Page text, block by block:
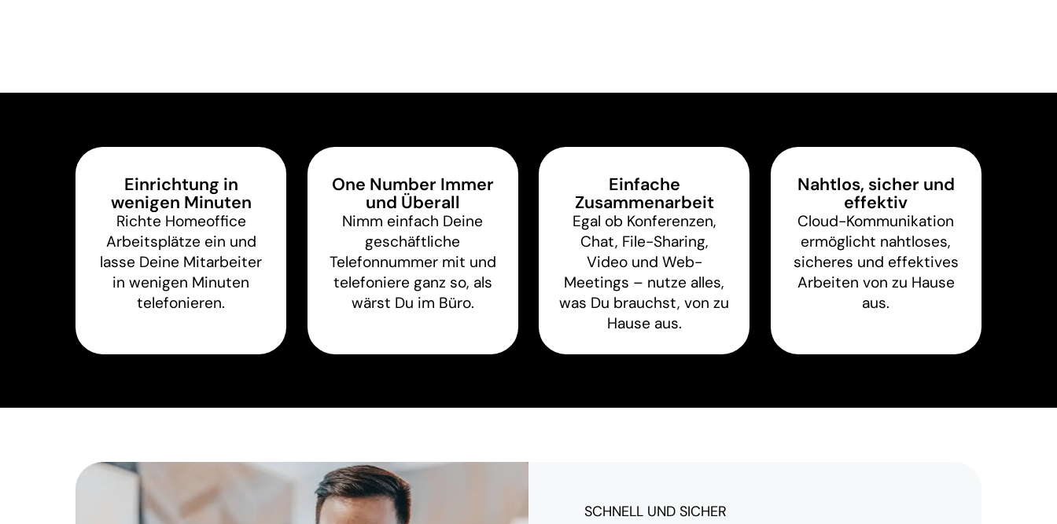
Einrichtung in
wenigen Minuten
Richte Homeoffice
Arbeitsplätze ein und
lasse Deine Mitarbeiter
in wenigen Minuten
telefonieren.
One Number Immer
und Überall
Nimm einfach Deine
geschäftliche
Telefonnummer mit und
telefoniere ganz so, als
wärst Du im Büro.
Einfache
Zusammenarbeit
Egal ob Konferenzen,
Chat, File-Sharing,
Video und Web-
Meetings – nutze alles,
was Du brauchst, von zu
Hause aus.
Nahtlos, sicher und
effektiv
Cloud-Kommunikation
ermöglicht nahtloses,
sicheres und effektives
Arbeiten von zu Hause
aus.
SCHNELL UND SICHER